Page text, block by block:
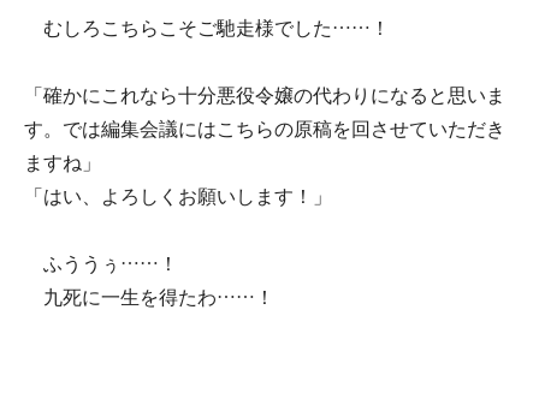
むしろこちらこそご馳走様でした……！
「確かにこれなら十分悪役令嬢の代わりになると思いま
す。では編集会議にはこちらの原稿を回させていただき
ますね」
「はい、よろしくお願いします！」
ふううぅ……！
九死に一生を得たわ……！